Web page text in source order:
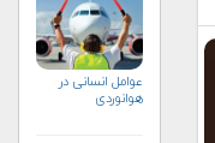
عوامل انسانی در
هوانوردی